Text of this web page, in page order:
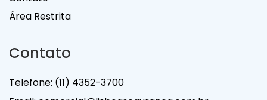
Área Restrita
Contato
Telefone: (11) 4352-3700